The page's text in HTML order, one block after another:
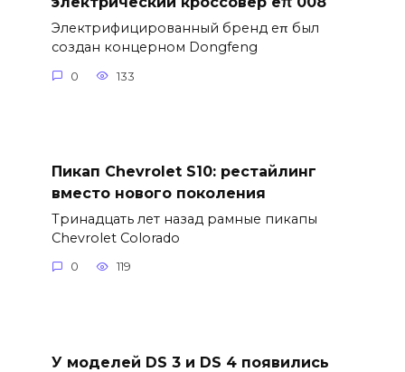
Электрифицированный бренд eπ был
создан концерном Dongfeng
0 133
Пикап Chevrolet S10: рестайлинг
вместо нового поколения
Тринадцать лет назад рамные пикапы
Chevrolet Colorado
0 119
У моделей DS 3 и DS 4 появились